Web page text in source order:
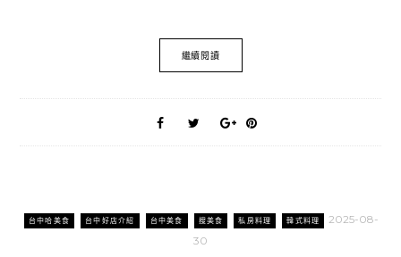
繼續閱讀
台中哈美食 台中好店介紹 台中美食 搜美食 私房料理 韓式料理
2025-08-
30